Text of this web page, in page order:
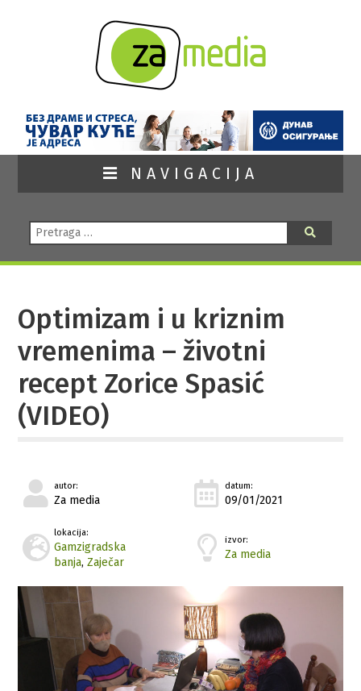
NAVIGACIJA
Pretraga:
Optimizam i u kriznim
vremenima – životni
recept Zorice Spasić
(VIDEO)
autor:
Za media
datum:
09/01/2021
lokacija:
Gamzigradska
banja,Zaječar
izvor:
Za media